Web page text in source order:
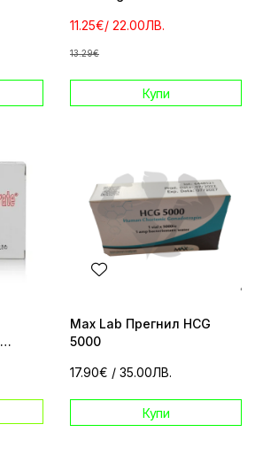
11.25€/ 22.00ЛВ.
13.29€
Купи
Max Lab Прегнил HCG
5000
17.90€ / 35.00ЛВ.
Купи